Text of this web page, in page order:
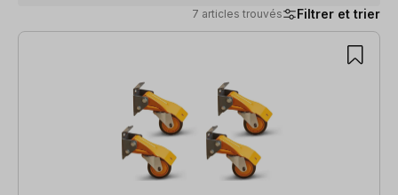
7 articles trouvés Filtrer et trier
7 articles trouvés